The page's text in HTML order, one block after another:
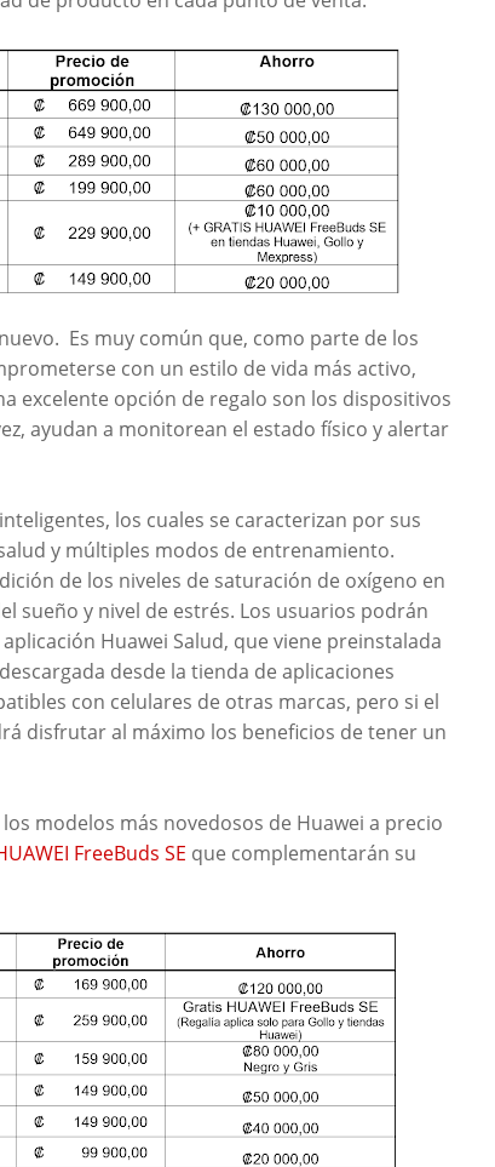
Es muy común que, como parte de los
con un estilo de vida más activo,
excelente opción de regalo son los dispositivos
ayudan a monitorean el estado físico y alertar
los cuales se caracterizan por sus
y múltiples modos de entrenamiento.
de los niveles de saturación de oxígeno en
sueño y nivel de estrés. Los usuarios podrán
Huawei Salud, que viene preinstalada
desde la tienda de aplicaciones
con celulares de otras marcas, pero si el
disfrutar al máximo los beneficios de tener un
modelos más novedosos de Huawei a precio
FreeBuds SE que complementarán su